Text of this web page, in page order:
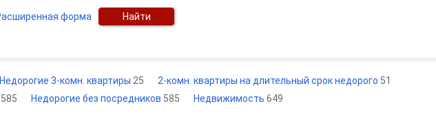
форма Найти
Недорогие 3-комн. квартиры 25 2-комн. квартиры на длительный срок недорого 51
585 Недорогие без посредников 585 Недвижимость 649